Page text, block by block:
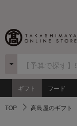
ギフト フード
TOP 高島屋のギフト